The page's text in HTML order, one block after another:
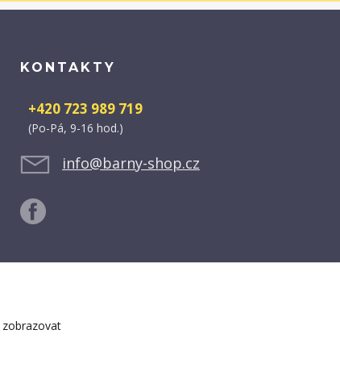
KONTAKTY
+420 723 989 719
(Po-Pá, 9-16 hod.)
info@barny-shop.cz